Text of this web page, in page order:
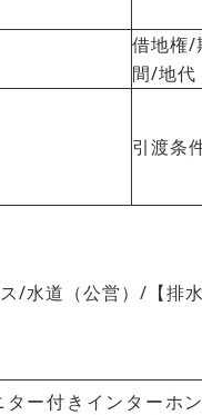
借地権/
間/地代
引渡条
/水道（公営）/【排
ター付きインターホ